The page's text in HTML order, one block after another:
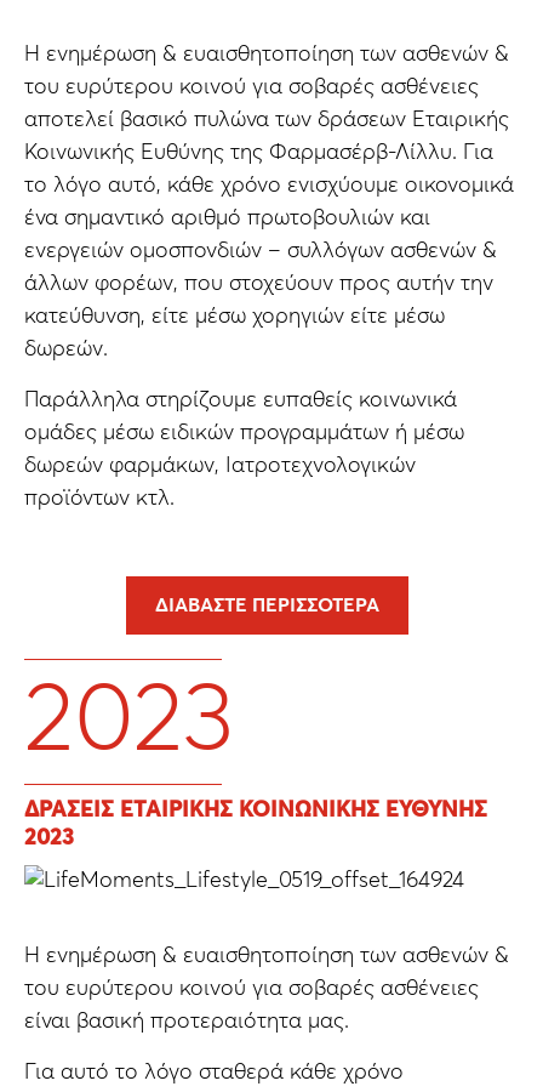
H ενημέρωση & ευαισθητοποίηση των ασθενών &
του ευρύτερου κοινού για σοβαρές ασθένειες
αποτελεί βασικό πυλώνα των δράσεων Εταιρικής
Κοινωνικής Ευθύνης της Φαρμασέρβ-Λίλλυ. Για
το λόγο αυτό, κάθε χρόνο ενισχύουμε οικονομικά
ένα σημαντικό αριθμό πρωτοβουλιών και
ενεργειών ομοσπονδιών – συλλόγων ασθενών &
άλλων φορέων, που στοχεύουν προς αυτήν την
κατεύθυνση, είτε μέσω χορηγιών είτε μέσω
δωρεών.
Παράλληλα στηρίζουμε ευπαθείς κοινωνικά
ομάδες μέσω ειδικών προγραμμάτων ή μέσω
δωρεών φαρμάκων, Ιατροτεχνολογικών
προϊόντων κτλ.
ΔΙΑΒΆΣΤΕ ΠΕΡΙΣΣΌΤΕΡΑ
2023
ΔΡΑΣΕΙΣ ΕΤΑΙΡΙΚΗΣ ΚΟΙΝΩΝΙΚΗΣ ΕΥΘΥΝΗΣ
2023
H ενημέρωση & ευαισθητοποίηση των ασθενών &
του ευρύτερου κοινού για σοβαρές ασθένειες
είναι βασική προτεραιότητα μας.
Για αυτό το λόγο σταθερά κάθε χρόνο